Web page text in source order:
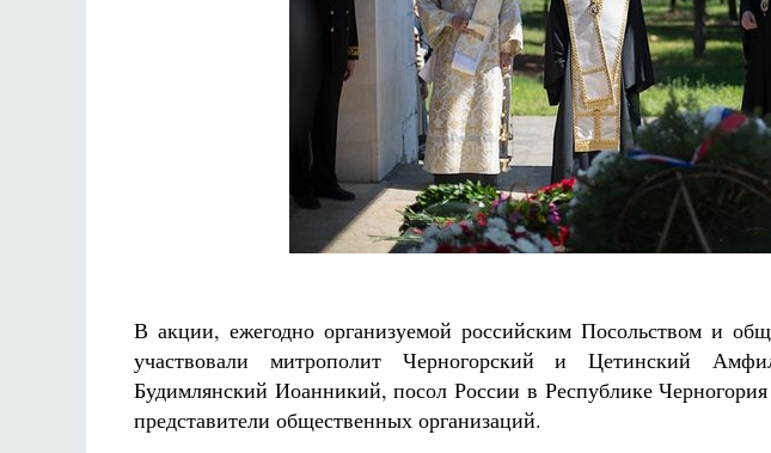
В акции, ежегодно организуемой российским Посольством и
участвовали митрополит Черногорский и Цетинский
Будимлянский Иоанникий, посол России в Республике
представители общественных организаций.